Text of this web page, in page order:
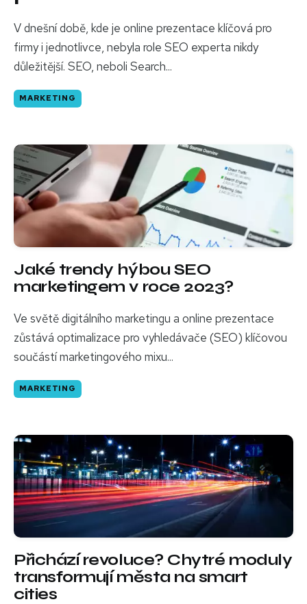
V dnešní době, kde je online prezentace klíčová pro
firmy i jednotlivce, nebyla role SEO experta nikdy
důležitější. SEO, neboli Search...
MARKETING
Jaké trendy hýbou SEO
marketingem v roce 2023?
Ve světě digitálního marketingu a online prezentace
zůstává optimalizace pro vyhledávače (SEO) klíčovou
součástí marketingového mixu...
MARKETING
Přichází revoluce? Chytré moduly
transformují města na smart
cities